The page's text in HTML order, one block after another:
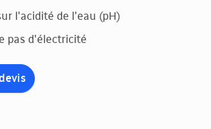
l'acidité de l'eau (pH)
pas d'électricité